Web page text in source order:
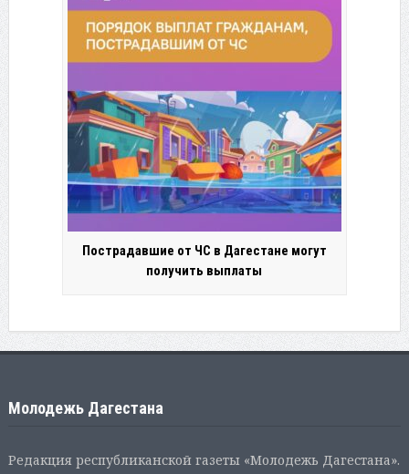
Пострадавшие от ЧС в Дагестане могут
получить выплаты
Молодежь Дагестана
Редакция республиканской газеты «Молодежь Дагестана».